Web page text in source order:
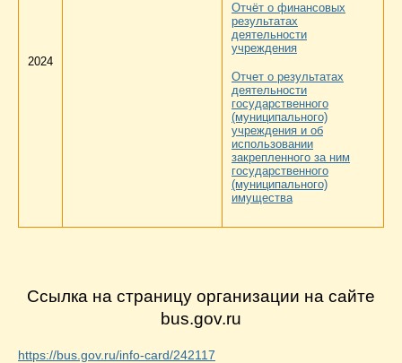
2024
Отчёт о финансовых
результатах
деятельности
учреждения
Отчет о результатах
деятельности
государственного
(муниципального)
учреждения и об
использовании
закрепленного за ним
государственного
(муниципального)
имущества
Ccылка на страницу организации на сайте
bus.gov.ru
https://bus.gov.ru/info-card/242117